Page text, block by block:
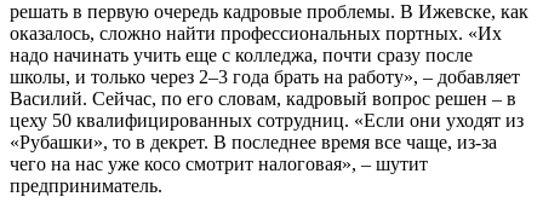
решать в первую очередь кадровые проблемы. В Ижевске, как
оказалось, сложно найти профессиональных портных. «Их
надо начинать учить еще с колледжа, почти сразу после
школы, и только через 2–3 года брать на работу», – добавляет
Василий. Сейчас, по его словам, кадровый вопрос решен – в
цеху 50 квалифицированных сотрудниц. «Если они уходят из
«Рубашки», то в декрет. В последнее время все чаще, из-за
чего на нас уже косо смотрит налоговая», – шутит
предприниматель.